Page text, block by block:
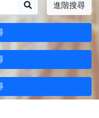
進階搜尋
面